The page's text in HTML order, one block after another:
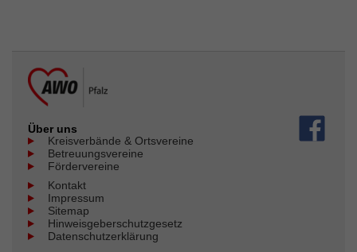
Über uns
Kreisverbände & Ortsvereine
Betreuungsvereine
Fördervereine
Kontakt
Impressum
Sitemap
Hinweisgeberschutzgesetz
Datenschutzerklärung